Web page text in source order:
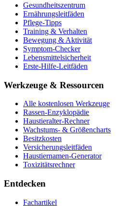
Gesundheitszentrum
Ernährungsleitfäden
Pflege-Tipps
Training & Verhalten
Bewegung & Aktivität
Symptom-Checker
Lebensmittelsicherheit
Erste-Hilfe-Leitfäden
Werkzeuge & Ressourcen
Alle kostenlosen Werkzeuge
Rassen-Enzyklopädie
Haustieralter-Rechner
Wachstums- & Größencharts
Besitzkosten
Versicherungsleitfäden
Haustiernamen-Generator
Toxizitätsrechner
Entdecken
Fachartikel